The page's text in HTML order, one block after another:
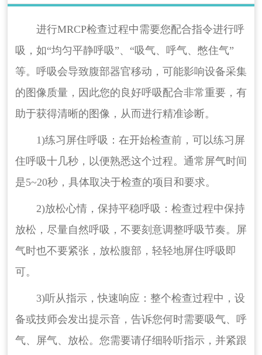
进行MRCP检查过程中需要您配合指令进行呼
吸，如“均匀平静呼吸”、“吸气、呼气、憋住气”
等。呼吸会导致腹部器官移动，可能影响设备采集
的图像质量，因此您的良好呼吸配合非常重要，有
助于获得清晰的图像，从而进行精准诊断。
1)练习屏住呼吸：在开始检查前，可以练习屏
住呼吸十几秒，以便熟悉这个过程。通常屏气时间
是5~20秒，具体取决于检查的项目和要求。
2)放松心情，保持平稳呼吸：检查过程中保持
放松，尽量自然呼吸，不要刻意调整呼吸节奏。屏
气时也不要紧张，放松腹部，轻轻地屏住呼吸即
可。
3)听从指示，快速响应：整个检查过程中，设
备或技师会发出提示音，告诉您何时需要吸气、呼
气、屏气、放松。您需要请仔细聆听指示，并紧跟